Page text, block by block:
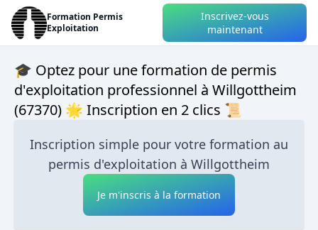
Formation Permis
Exploitation
Inscrivez-vous
maintenant
🎓 Optez pour une formation de permis
d'exploitation professionnel à Willgottheim
(67370) 🌟 Inscription en 2 clics 📜
Inscription simple pour votre formation au
permis d'exploitation à Willgottheim
Je m'inscris à la formation